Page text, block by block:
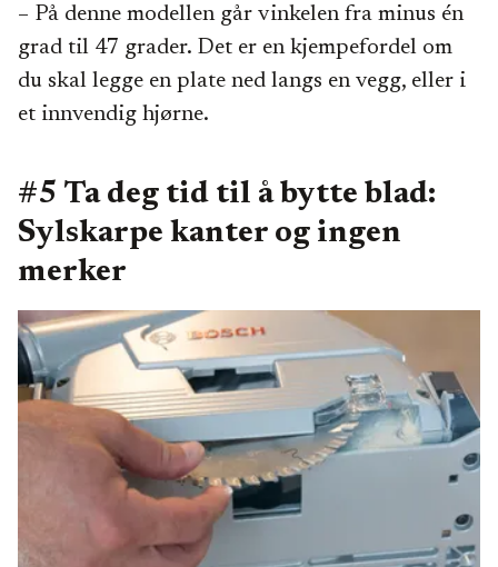
– På denne modellen går vinkelen fra minus én
grad til 47 grader. Det er en kjempefordel om
du skal legge en plate ned langs en vegg, eller i
et innvendig hjørne.
#5 Ta deg tid til å bytte blad:
Sylskarpe kanter og ingen
merker